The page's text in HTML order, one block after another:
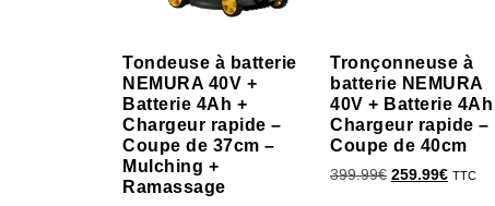
Tondeuse à batterie
NEMURA 40V +
Batterie 4Ah +
Chargeur rapide –
Coupe de 37cm –
Mulching +
Ramassage
Tronçonneuse à
batterie NEMURA
40V + Batterie 4Ah
Chargeur rapide –
Coupe de 40cm
399.99€ 259.99€ TTC